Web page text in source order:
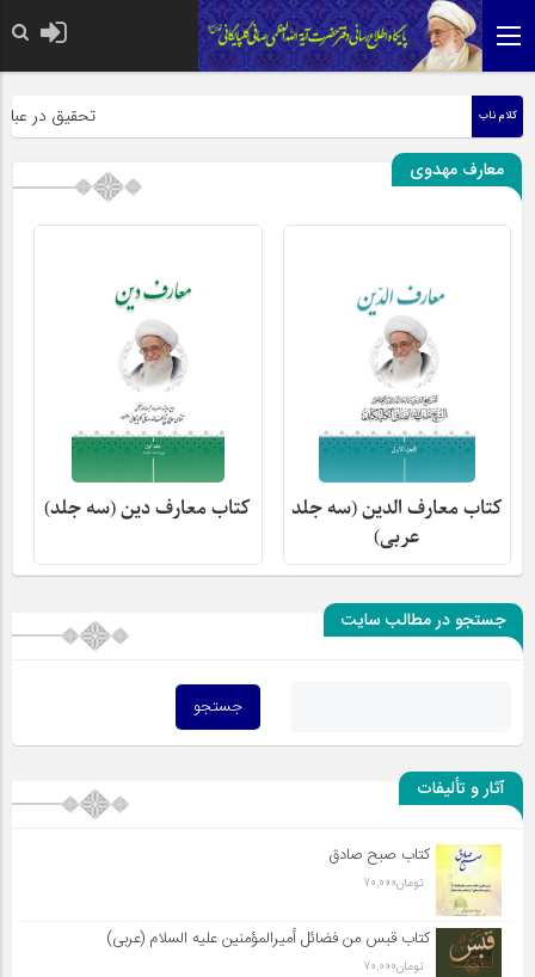
کلام ناب تحقیق در
معارف مهدوی
کتاب معارف الدین (سه جلد
عربی)
کتاب معارف دین (سه جلد)
جستجو در مطالب سایت
آثار و تألیفات
کتاب صبح صادق
تومان70,000
کتاب قبس من فضائل أميرالمؤمنين علیه السلام (عربی)
تومان70,000